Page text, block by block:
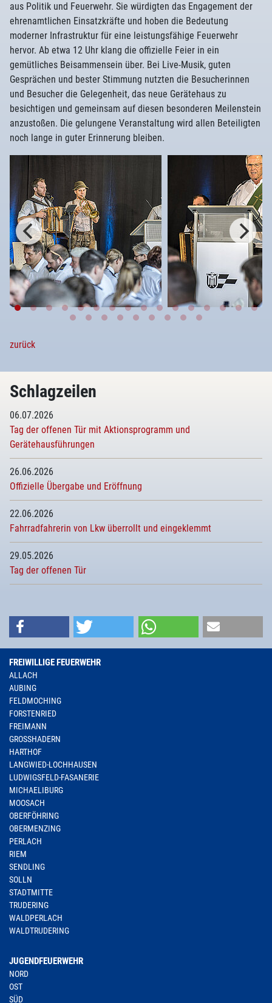
aus Politik und Feuerwehr. Sie würdigten das Engagement der
ehrenamtlichen Einsatzkräfte und hoben die Bedeutung
moderner Infrastruktur für eine leistungsfähige Feuerwehr
hervor. Ab etwa 12 Uhr klang die offizielle Feier in ein
gemütliches Beisammensein über. Bei Live-Musik, guten
Gesprächen und bester Stimmung nutzten die Besucherinnen
und Besucher die Gelegenheit, das neue Gerätehaus zu
besichtigen und gemeinsam auf diesen besonderen Meilenstein
anzustoßen. Die gelungene Veranstaltung wird allen Beteiligten
noch lange in guter Erinnerung bleiben.
zurück
Schlagzeilen
06.07.2026
Tag der offenen Tür mit Aktionsprogramm und
Gerätehausführungen
26.06.2026
Offizielle Übergabe und Eröffnung
22.06.2026
Fahrradfahrerin von Lkw überrollt und eingeklemmt
29.05.2026
Tag der offenen Tür
FREIWILLIGE FEUERWEHR
ALLACH
AUBING
FELDMOCHING
FORSTENRIED
FREIMANN
GROSSHADERN
HARTHOF
LANGWIED-LOCHHAUSEN
LUDWIGSFELD-FASANERIE
MICHAELIBURG
MOOSACH
OBERFÖHRING
OBERMENZING
PERLACH
RIEM
SENDLING
SOLLN
STADTMITTE
TRUDERING
WALDPERLACH
WALDTRUDERING
JUGENDFEUERWEHR
NORD
OST
SÜD